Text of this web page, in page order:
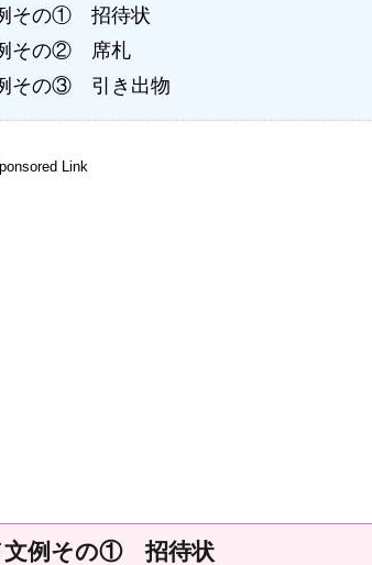
例その① 招待状
例その② 席札
例その③ 引き出物
Link
文例その① 招待状